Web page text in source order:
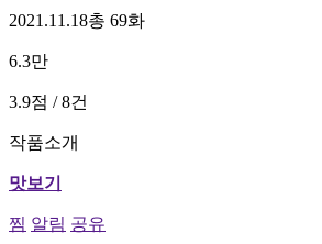
2021.11.18총 69화
6.3만
3.9점 / 8건
작품소개
맛보기
찜 알림 공유